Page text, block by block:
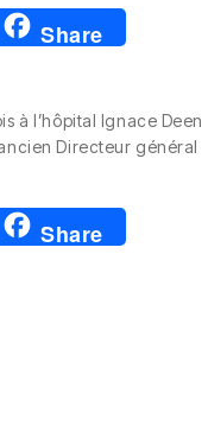
Share
à l’hôpital Ignace Deen
Directeur général
Share